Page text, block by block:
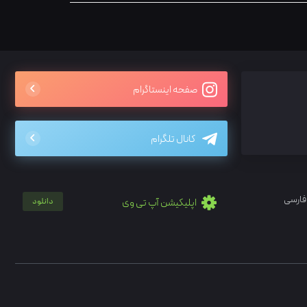
صفحه اینستاگرام
کانال تلگرام
اپلیکیشن آپ تی وی دانلود